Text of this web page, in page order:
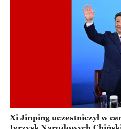
Xi Jinping uczestniczył w